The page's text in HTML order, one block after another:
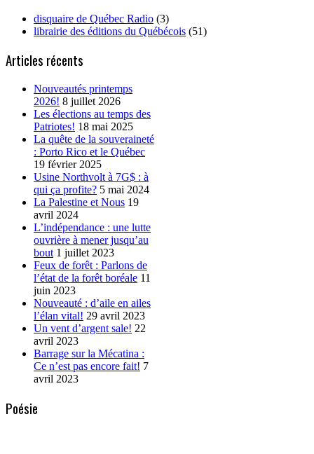
disquaire de Québec Radio (3)
librairie des éditions du Québécois (51)
Articles récents
Nouveautés printemps
2026! 8 juillet 2026
Les élections au temps des
Patriotes! 18 mai 2025
La quête de la souveraineté
: Porto Rico et le Québec
19 février 2025
Usine Northvolt à 7G$ : à
qui ça profite? 5 mai 2024
La Palestine et Nous 19
avril 2024
L’indépendance : une lutte
ouvrière à mener jusqu’au
bout 1 juillet 2023
Feux de forêt : Parlons de
l’état de la forêt boréale 11
juin 2023
Nouveauté : d’aile en ailes
l’élan vital! 29 avril 2023
Un vent d’argent sale! 22
avril 2023
Barrage sur la Mécatina :
Ce n’est pas encore fait! 7
avril 2023
Poésie